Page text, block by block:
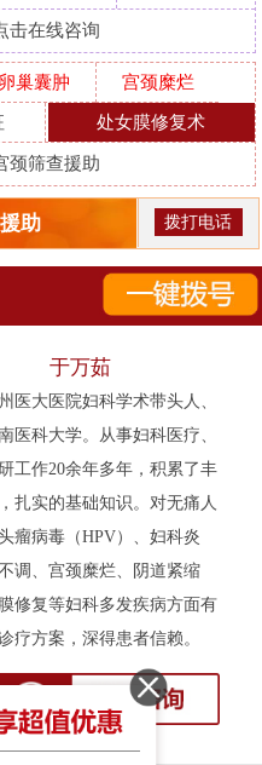
击在线咨询
卵巢囊肿
宫颈糜烂
处女膜修复术
颈筛查援助
助 拨打电话
于万茹
医大医院妇科学术带头人、
医科大学。从事妇科医疗、
工作20余年多年，积累了丰
扎实的基础知识。对无痛人
瘤病毒（HPV）、妇科炎
调、宫颈糜烂、阴道紧缩
修复等妇科多发疾病方面有
疗方案，深得患者信赖。